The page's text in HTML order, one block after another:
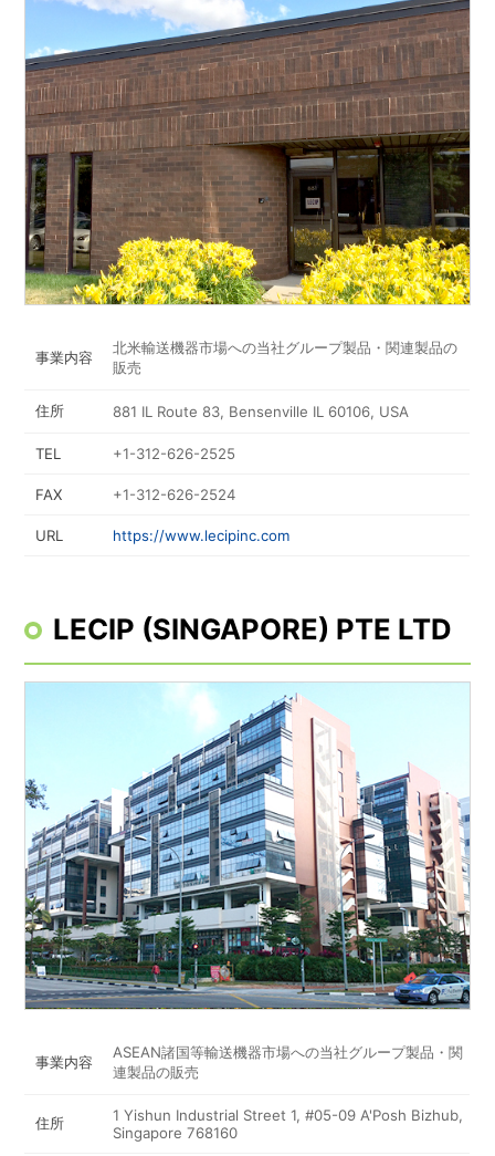
事業内容
北米輸送機器市場への当社グループ製品・関連製品の
販売
住所 881 IL Route 83, Bensenville IL 60106, USA
TEL +1-312-626-2525
FAX +1-312-626-2524
URL https://www.lecipinc.com
LECIP (SINGAPORE) PTE LTD
事業内容
ASEAN諸国等輸送機器市場への当社グループ製品・関
連製品の販売
住所
1 Yishun Industrial Street 1, #05-09 A'Posh Bizhub,
Singapore 768160